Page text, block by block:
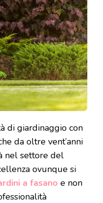
di giardinaggio con
da oltre vent’anni
nel settore del
ovunque si
a fasano e non